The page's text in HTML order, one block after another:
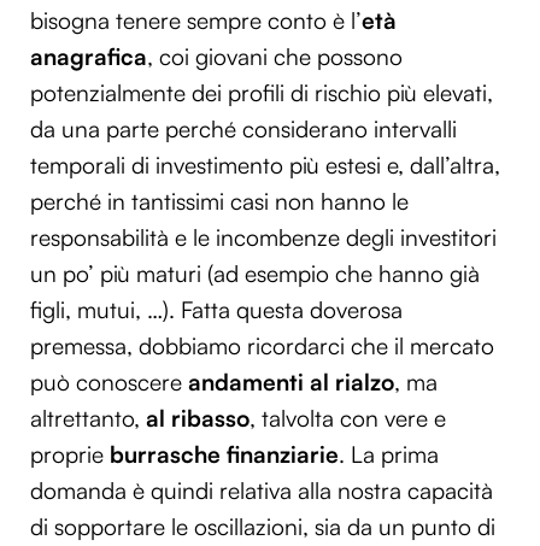
bisogna tenere sempre conto è l’età
anagrafica, coi giovani che possono
potenzialmente dei profili di rischio più elevati,
da una parte perché considerano intervalli
temporali di investimento più estesi e, dall’altra,
perché in tantissimi casi non hanno le
responsabilità e le incombenze degli investitori
un po’ più maturi (ad esempio che hanno già
figli, mutui, …). Fatta questa doverosa
premessa, dobbiamo ricordarci che il mercato
può conoscere andamenti al rialzo, ma
altrettanto, al ribasso, talvolta con vere e
proprie burrasche finanziarie. La prima
domanda è quindi relativa alla nostra capacità
di sopportare le oscillazioni, sia da un punto di